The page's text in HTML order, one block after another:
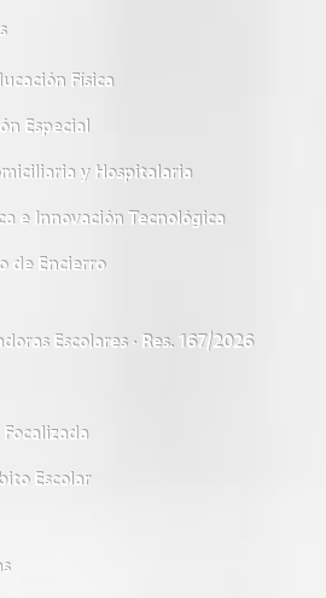
Física
Especial
y Hospitalaria
e Innovación Tecnológica
de Encierro
Escolares · Res. 167/2026
Escolar